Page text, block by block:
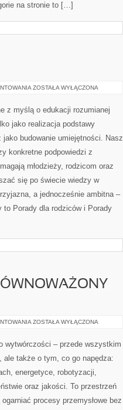
na stronie to […]
KREATYWNOŚĆ
ZOSTAŁA WYŁĄCZONA
z myślą o edukacji rozumianej
jako realizacja podstawy
jako budowanie umiejętności. Nasz
konkretne podpowiedzi z
młodzieży, rodzicom oraz
się po świecie wiedzy w
a jednocześnie ambitna –
to Porady dla rodziców i Porady
OCHRONA
ZRÓWNOWAŻONY
ROZWÓJ
ZOSTAŁA WYŁĄCZONA
wytwórczości – przede wszystkim
ale także o tym, co go napędza:
energetyce, robotyzacji,
oraz jakości. To przestrzeń
procesy przemysłowe bez